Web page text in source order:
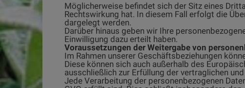
Möglicherweise befindet sich der Sitz eines
Rechtswirkung hat. In diesem Fall erfolgt die
dargelegt werden.
Darüber hinaus geben wir Ihre
Einwilligung dazu erteilt haben.
Voraussetzungen der Weitergabe von
Im Rahmen unserer Geschäftsbeziehungen
Diese können sich auch außerhalb des
ausschließlich zur Erfüllung der vertraglichen
Jede Verarbeitung der personenbezogenen